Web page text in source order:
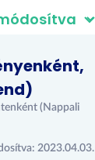
(Nappali
2023.04.03.